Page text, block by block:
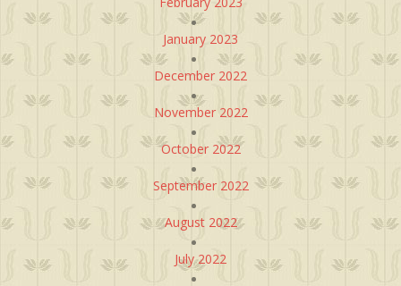
January 2023
December 2022
November 2022
October 2022
September 2022
August 2022
July 2022